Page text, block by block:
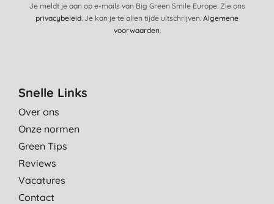
Je meldt je aan op e-mails van Big Green Smile Europe. Zie ons
privacybeleid. Je kan je te allen tijde uitschrijven. Algemene
voorwaarden.
Snelle Links
Over ons
Onze normen
Green Tips
Reviews
Vacatures
Contact